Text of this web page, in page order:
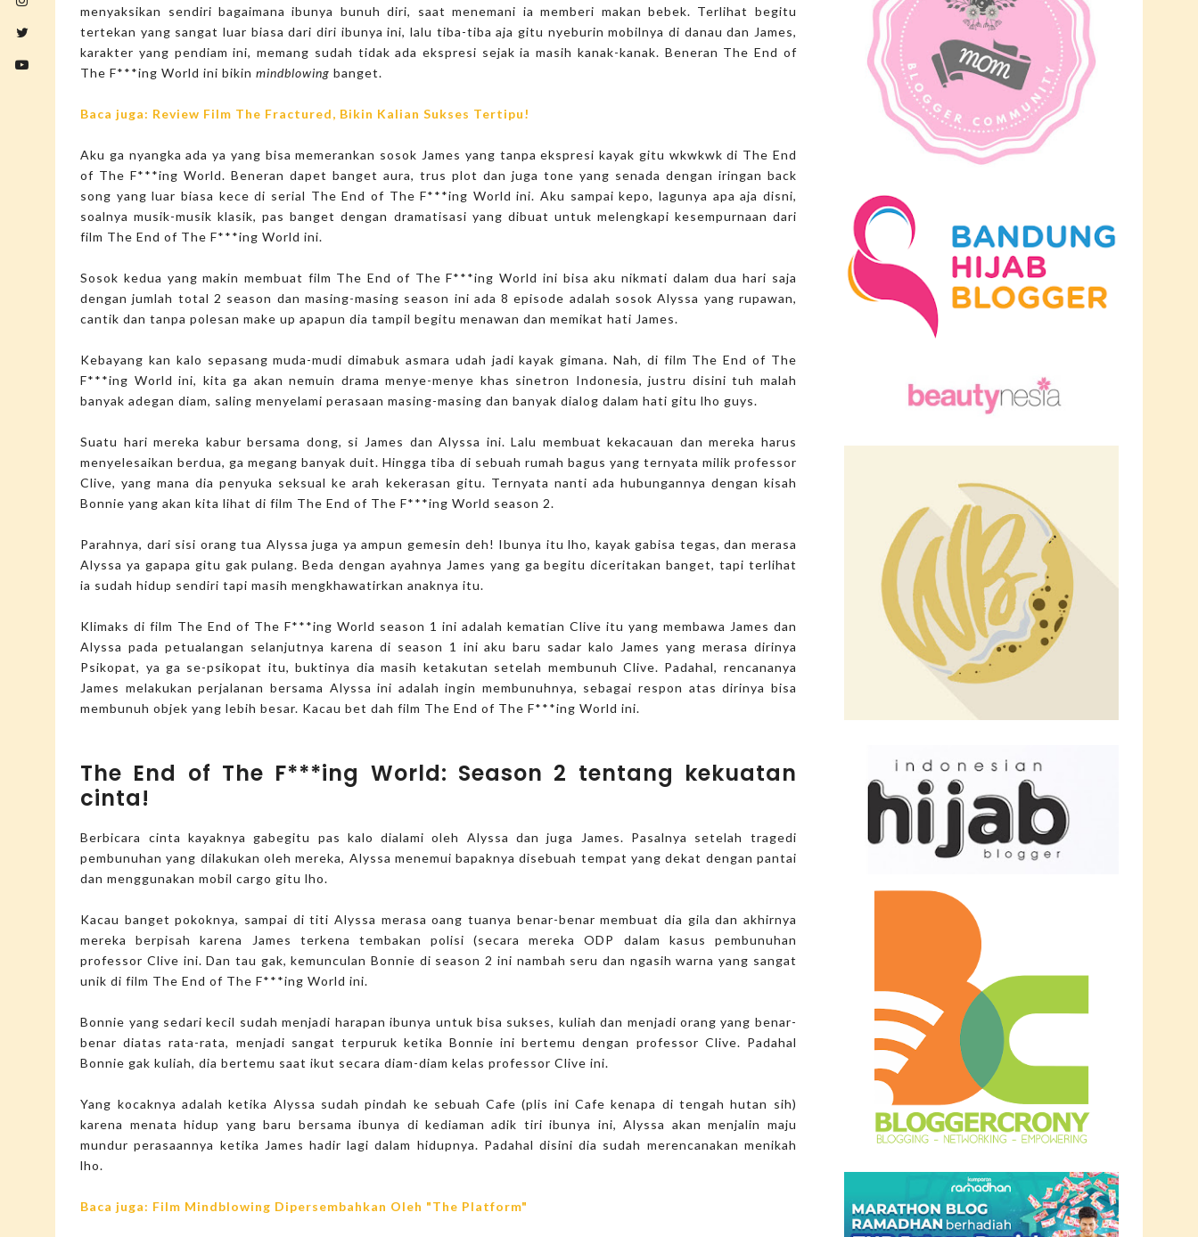
menyaksikan sendiri bagaimana ibunya bunuh diri, saat menemani ia memberi makan bebek. Terlihat begitu
tertekan yang sangat luar biasa dari diri ibunya ini, lalu tiba-tiba aja gitu nyeburin mobilnya di danau dan James,
karakter yang pendiam ini, memang sudah tidak ada ekspresi sejak ia masih kanak-kanak. Beneran The End of
The F***ing World ini bikinmindblowing banget.
Baca juga: Review Film The Fractured, Bikin Kalian Sukses Tertipu!
Aku ga nyangka ada ya yang bisa memerankan sosok James yang tanpa ekspresi kayak gitu wkwkwk di The End
of The F***ing World. Beneran dapet banget aura, trus plot dan juga tone yang senada dengan iringan back
song yang luar biasa kece di serial The End of The F***ing World ini. Aku sampai kepo, lagunya apa aja disni,
soalnya musik-musik klasik, pas banget dengan dramatisasi yang dibuat untuk melengkapi kesempurnaan dari
film The End of The F***ing World ini.
Sosok kedua yang makin membuat film The End of The F***ing World ini bisa aku nikmati dalam dua hari saja
dengan jumlah total 2 season dan masing-masing season ini ada 8 episode adalah sosok Alyssa yang rupawan,
cantik dan tanpa polesan make up apapun dia tampil begitu menawan dan memikat hati James.
Kebayang kan kalo sepasang muda-mudi dimabuk asmara udah jadi kayak gimana. Nah, di film The End of The
F***ing World ini, kita ga akan nemuin drama menye-menye khas sinetron Indonesia, justru disini tuh malah
banyak adegan diam, saling menyelami perasaan masing-masing dan banyak dialog dalam hati gitu lho guys.
Suatu hari mereka kabur bersama dong, si James dan Alyssa ini. Lalu membuat kekacauan dan mereka harus
menyelesaikan berdua, ga megang banyak duit. Hingga tiba di sebuah rumah bagus yang ternyata milik professor
Clive, yang mana dia penyuka seksual ke arah kekerasan gitu. Ternyata nanti ada hubungannya dengan kisah
Bonnie yang akan kita lihat di film The End of The F***ing World season 2.
Parahnya, dari sisi orang tua Alyssa juga ya ampun gemesin deh! Ibunya itu lho, kayak gabisa tegas, dan merasa
Alyssa ya gapapa gitu gak pulang. Beda dengan ayahnya James yang ga begitu diceritakan banget, tapi terlihat
ia sudah hidup sendiri tapi masih mengkhawatirkan anaknya itu.
Klimaks di film The End of The F***ing World season 1 ini adalah kematian Clive itu yang membawa James dan
Alyssa pada petualangan selanjutnya karena di season 1 ini aku baru sadar kalo James yang merasa dirinya
Psikopat, ya ga se-psikopat itu, buktinya dia masih ketakutan setelah membunuh Clive. Padahal, rencananya
James melakukan perjalanan bersama Alyssa ini adalah ingin membunuhnya, sebagai respon atas dirinya bisa
membunuh objek yang lebih besar. Kacau bet dah film The End of The F***ing World ini.
The End of The F***ing World: Season 2 tentang kekuatan
cinta!
Berbicara cinta kayaknya gabegitu pas kalo dialami oleh Alyssa dan juga James. Pasalnya setelah tragedi
pembunuhan yang dilakukan oleh mereka, Alyssa menemui bapaknya disebuah tempat yang dekat dengan pantai
dan menggunakan mobil cargo gitu lho.
Kacau banget pokoknya, sampai di titi Alyssa merasa oang tuanya benar-benar membuat dia gila dan akhirnya
mereka berpisah karena James terkena tembakan polisi (secara mereka ODP dalam kasus pembunuhan
professor Clive ini. Dan tau gak, kemunculan Bonnie di season 2 ini nambah seru dan ngasih warna yang sangat
unik di film The End of The F***ing World ini.
Bonnie yang sedari kecil sudah menjadi harapan ibunya untuk bisa sukses, kuliah dan menjadi orang yang benar-
benar diatas rata-rata, menjadi sangat terpuruk ketika Bonnie ini bertemu dengan professor Clive. Padahal
Bonnie gak kuliah, dia bertemu saat ikut secara diam-diam kelas professor Clive ini.
Yang kocaknya adalah ketika Alyssa sudah pindah ke sebuah Cafe (plis ini Cafe kenapa di tengah hutan sih)
karena menata hidup yang baru bersama ibunya di kediaman adik tiri ibunya ini, Alyssa akan menjalin maju
mundur perasaannya ketika James hadir lagi dalam hidupnya. Padahal disini dia sudah merencanakan menikah
lho.
Baca juga: Film Mindblowing Dipersembahkan Oleh "The Platform"